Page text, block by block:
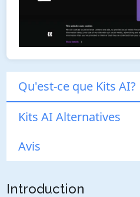
Qu'est-ce que Kits AI?
Kits AI Alternatives
Avis
Introduction